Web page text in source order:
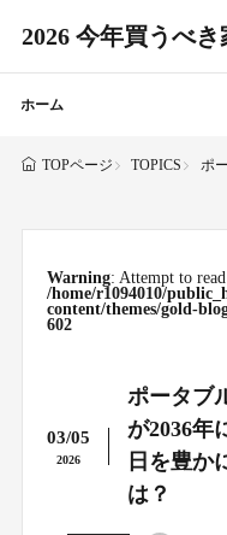
2026 今年買うべ
ホーム
TOPページ TOPICS ポ
Warning: Attempt to
/home/r1094010/
content/themes/gold-
602
03/05
2026
ポータブ
が2036年
日を豊か
は？